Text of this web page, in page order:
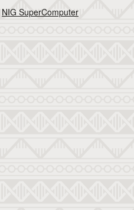
NIG SuperComputer